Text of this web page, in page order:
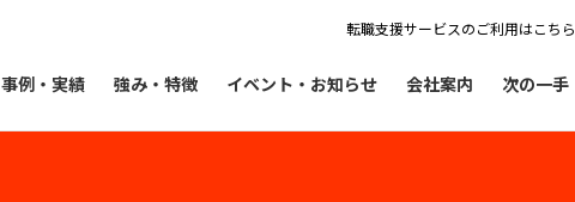
転職支援サービスのご利用はこちら
事例・実績 強み・特徴 イベント・お知らせ 会社案内 次の一手